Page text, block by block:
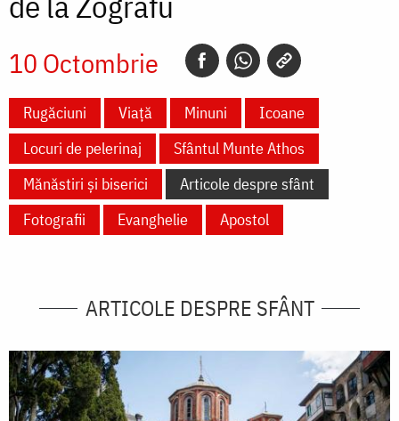
10 Octombrie
Rugăciuni Viață Minuni
Icoane
Locuri de pelerinaj
Sfântul Munte Athos
Mănăstiri și biserici
Articole despre sfânt
Fotografii
Evanghelie Apostol
ARTICOLE DESPRE SFÂNT